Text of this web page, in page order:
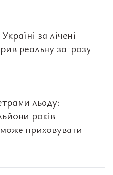
за лічені
реальну загрозу
льоду:
років
приховувати